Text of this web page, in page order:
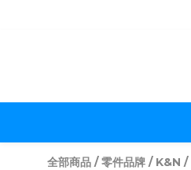
全部商品 /零件品牌 / K&N /